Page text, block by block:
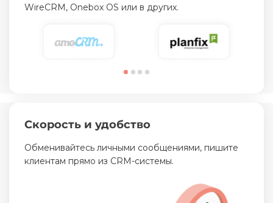
WireCRM, Onebox OS или в других.
Скорость и удобство
Обменивайтесь личными сообщениями, пишите
клиентам прямо из CRM-системы.